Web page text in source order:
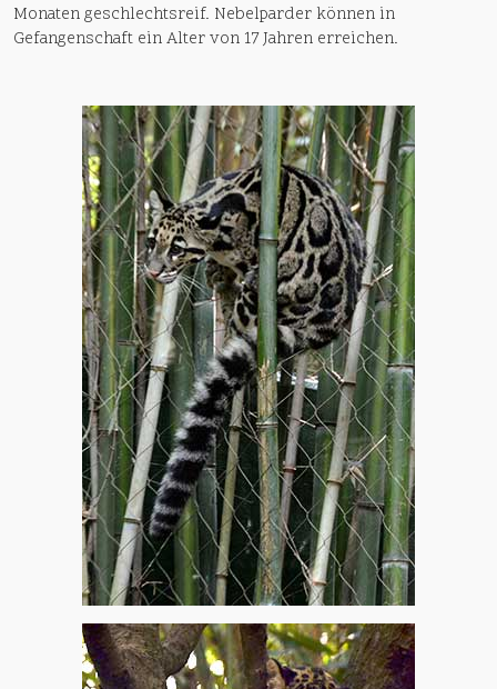
Monaten geschlechtsreif. Nebelparder können in
Gefangenschaft ein Alter von 17 Jahren erreichen.